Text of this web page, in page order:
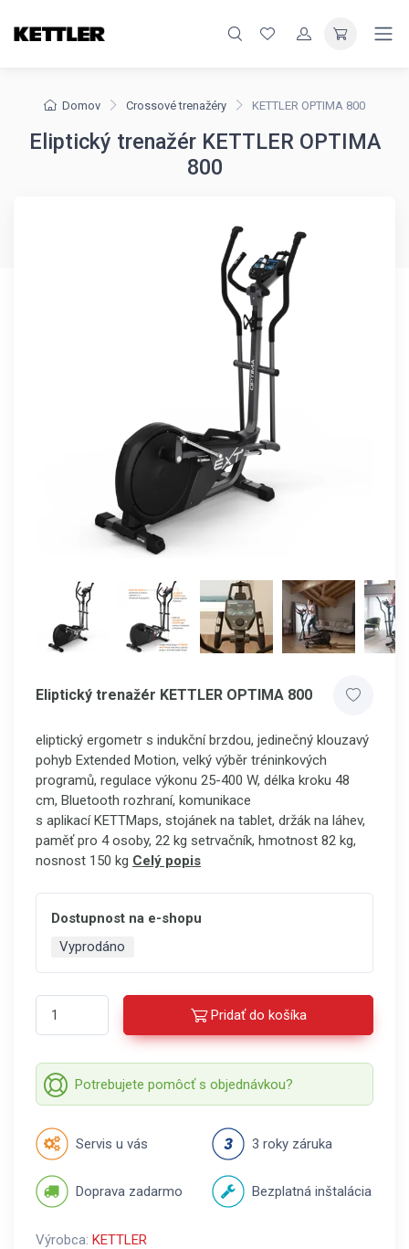
Domov Crossové trenažéry KETTLER OPTIMA 800
Eliptický trenažér KETTLER OPTIMA
800
Eliptický trenažér KETTLER OPTIMA 800
eliptický ergometr s indukční brzdou, jedinečný klouzavý
pohyb Extended Motion, velký výběr tréninkových
programů, regulace výkonu 25-400 W, délka kroku 48
cm, Bluetooth rozhraní, komunikace
s aplikací KETTMaps, stojánek na tablet, držák na láhev,
paměť pro 4 osoby, 22 kg setrvačník, hmotnost 82 kg,
nosnost 150 kg Celý popis
Dostupnost na e-shopu
Vyprodáno
Pridať do košíka
Potrebujete pomôcť s objednávkou?
Servis u vás 3 roky záruka
Doprava zadarmo Bezplatná inštalácia
Výrobca: KETTLER